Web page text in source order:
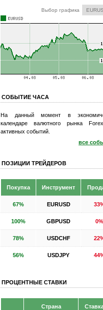
Выбор графика
СОБЫТИЕ ЧАСА
На данный момент в
календаре валютного рынка
активных событий.
все
ПОЗИЦИИ ТРЕЙДЕРОВ
Покупка Инструмент
67% EURUSD
100% GBPUSD 0%
78% USDCHF
56% USDJPY
ПРОЦЕНТНЫЕ СТАВКИ
Страна